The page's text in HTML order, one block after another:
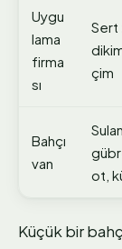
Uygu
lama
firma
sı
Sert
çim
Bahçı
van
ot,
Küçük bir